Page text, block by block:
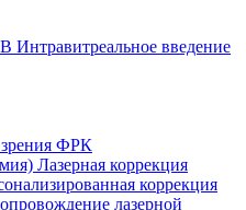
Интравитреальное введение
ФРК
Лазерная коррекция
коррекция
лазерной